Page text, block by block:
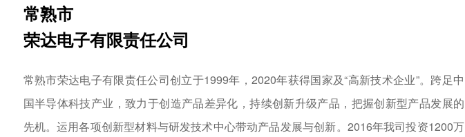
常熟市
荣达电子有限责任公司
常熟市荣达电子有限责任公司创立于1999年，2020年获得国家及“高新技术企业”。跨足中
国半导体科技产业，致力于创造产品差异化，持续创新升级产品，把握创新型产品发展的
先机。运用各项创新型材料与研发技术中心带动产品发展与创新。2016年我司投资1200万